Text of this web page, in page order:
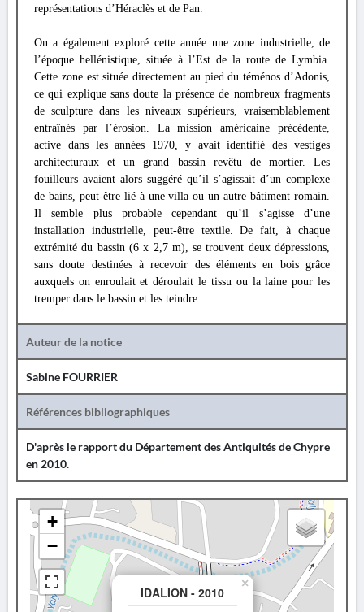
représentations d’Héraclès et de Pan.
On a également exploré cette année une zone industrielle, de
l’époque hellénistique, située à l’Est de la route de Lymbia.
Cette zone est située directement au pied du téménos d’Adonis,
ce qui explique sans doute la présence de nombreux fragments
de sculpture dans les niveaux supérieurs, vraisemblablement
entraînés par l’érosion. La mission américaine précédente,
active dans les années 1970, y avait identifié des vestiges
architecturaux et un grand bassin revêtu de mortier. Les
fouilleurs avaient alors suggéré qu’il s’agissait d’un complexe
de bains, peut-être lié à une villa ou un autre bâtiment romain.
Il semble plus probable cependant qu’il s’agisse d’une
installation industrielle, peut-être textile. De fait, à chaque
extrémité du bassin (6 x 2,7 m), se trouvent deux dépressions,
sans doute destinées à recevoir des éléments en bois grâce
auxquels on enroulait et déroulait le tissu ou la laine pour les
tremper dans le bassin et les teindre.
Auteur de la notice
Sabine FOURRIER
Références bibliographiques
D'après le rapport du Département des Antiquités de Chypre
en 2010.
IDALION - 2010
×
+
−